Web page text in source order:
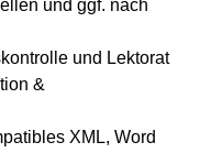
und ggf. nach
und Lektorat
&
XML, Word